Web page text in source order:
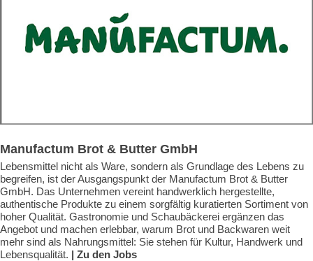
Manufactum Brot & Butter GmbH
Lebensmittel nicht als Ware, sondern als Grundlage des Lebens zu
begreifen, ist der Ausgangspunkt der Manufactum Brot & Butter
GmbH. Das Unternehmen vereint handwerklich hergestellte,
authentische Produkte zu einem sorgfältig kuratierten Sortiment von
hoher Qualität. Gastronomie und Schaubäckerei ergänzen das
Angebot und machen erlebbar, warum Brot und Backwaren weit
mehr sind als Nahrungsmittel: Sie stehen für Kultur, Handwerk und
Lebensqualität. | Zu den Jobs